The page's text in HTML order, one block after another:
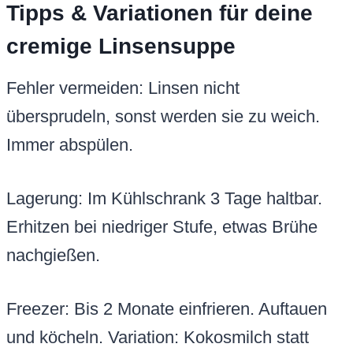
Tipps & Variationen für deine
cremige Linsensuppe
Fehler vermeiden: Linsen nicht
übersprudeln, sonst werden sie zu weich.
Immer abspülen.
Lagerung: Im Kühlschrank 3 Tage haltbar.
Erhitzen bei niedriger Stufe, etwas Brühe
nachgießen.
Freezer: Bis 2 Monate einfrieren. Auftauen
und köcheln. Variation: Kokosmilch statt